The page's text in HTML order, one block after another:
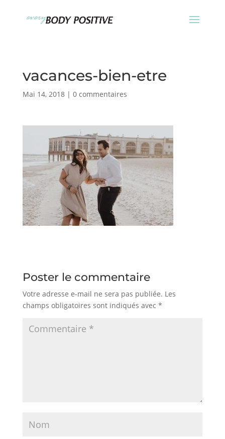
vacances-bien-etre
Mai 14, 2018| 0 commentaires
Poster le commentaire
Votre adresse e-mail ne sera pas publiée. Les
champs obligatoires sont indiqués avec *